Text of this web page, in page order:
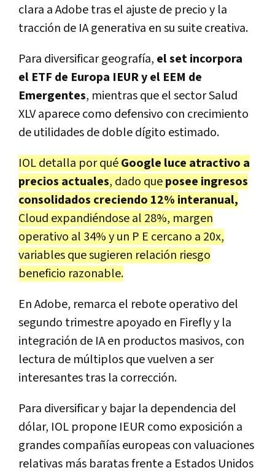
clara aAdobetras el ajuste de precio y la
tracción de IA generativa en su suite creativa.
Para diversificar geografía, el set incorpora
el ETF de Europa IEUR y el EEM de
Emergentes, mientras que elsector Salud
XLVaparece como defensivo con crecimiento
de utilidades de doble dígito estimado.
IOL detalla por quéGoogle luce atractivo a
precios actuales, dado queposee ingresos
consolidados creciendo 12% interanual,
Cloud expandiéndose al 28%, margen
operativo al 34% y un P E cercano a 20x,
variables que sugieren relación riesgo
beneficio razonable.
EnAdobe, remarca el rebote operativo del
segundo trimestre apoyado en Fireflyy la
integración de IA en productos masivos, con
lectura de múltiplos que vuelven a ser
interesantes tras la corrección.
Para diversificary bajar la dependencia del
dólar, IOL propone IEUR como exposición a
grandes compañías europeas convaluaciones
relativas más baratasfrente a Estados Unidos